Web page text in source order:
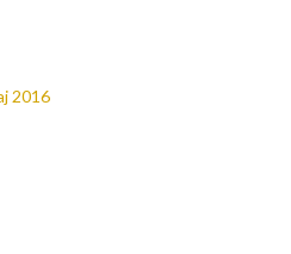
2016